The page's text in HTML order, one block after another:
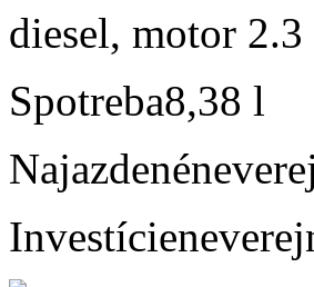
diesel, motor
Spotreba8,38 l
Najazdené
Investície